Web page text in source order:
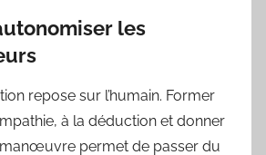
les
repose sur l’humain. Former
à la déduction et donner
permet de passer du